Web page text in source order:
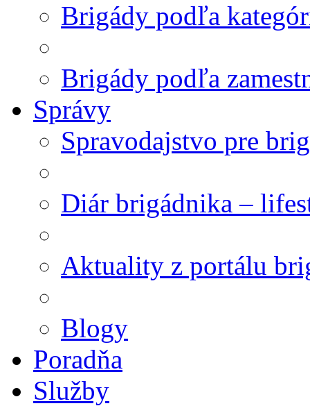
Brigády podľa
Brigády podľa
Správy
Spravodajstvo pre
Diár brigádnika –
Aktuality z portálu
Blogy
Poradňa
Služby